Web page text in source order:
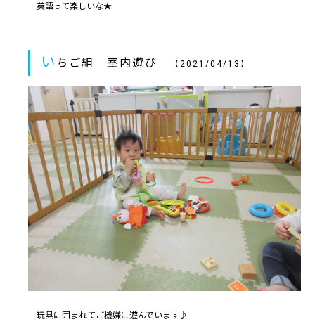
英語って楽しいな★
い ちご組 室内遊び 【2021/04/13】
玩具に囲まれてご機嫌に遊んでいます♪